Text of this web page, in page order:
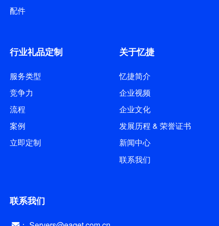
配件
行业礼品定制
服务类型
竞争力
流程
案例
立即定制
关于忆捷
忆捷简介
企业视频
企业文化
发展历程 & 荣誉证书
新闻中心
联系我们
联系我们